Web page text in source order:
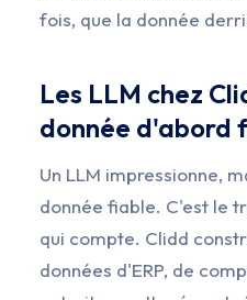
fois, que la donnée
Les LLM chez
donnée d'abord
Un LLM impressionne,
donnée fiable. C'est le
qui compte. Clidd
données d'ERP, de